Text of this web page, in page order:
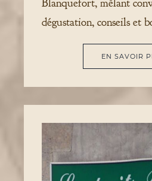
Blanquefort, mêlant
dégustation, conseils et
EN SAVOIR